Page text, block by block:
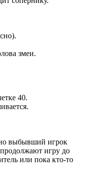
змеи.
40.
выбывший игрок
игру до
или пока кто-то